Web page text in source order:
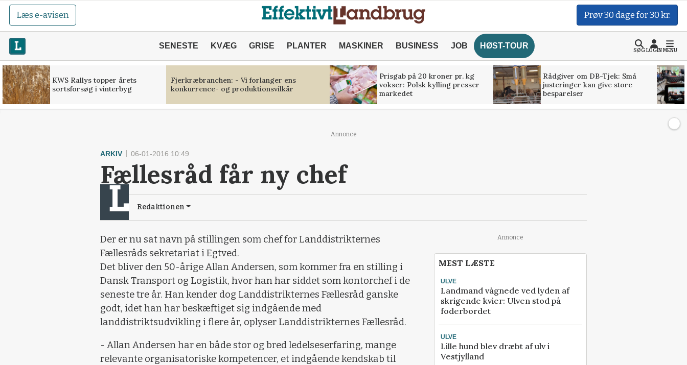
Læs e-avisen Prøv 30 dage for 30 kr.
SENESTE KVÆG GRISE PLANTER MASKINER BUSINESS JOB HØST-TOUR
SØGLOGINMENU
KWS Rallys topper årets
sortsforsøg i vinterbyg
Fjerkræbranchen: - Vi forlanger ens
konkurrence- og produktionsvilkår
Prisgab på 20 kroner pr. kg
vokser: Polsk kylling presser
markedet
Rådgiver om DB-Tjek: Små
justeringer kan give store
besparelser
Annonce
ARKIV 06-01-2016 10:49
Fællesråd får ny chef
Redaktionen
Der er nu sat navn på stillingen som chef for Landdistrikternes
Fællesråds sekretariat i Egtved.
Det bliver den 50-årige Allan Andersen, som kommer fra en stilling i
Dansk Transport og Logistik, hvor han har siddet som kontorchef i de
seneste tre år. Han kender dog Landdistrikternes Fællesråd ganske
godt, idet han har beskæftiget sig indgående med
landdistriktsudvikling i flere år, oplyser Landdistrikternes Fællesråd.
- Allan Andersen har en både stor og bred ledelseserfaring, mange
relevante organisatoriske kompetencer, et indgående kendskab til
Annonce
MEST LÆSTE
ULVE
Landmand vågnede ved lyden af
skrigende kvier: Ulven stod på
foderbordet
ULVE
Lille hund blev dræbt af ulv i
Vestjylland